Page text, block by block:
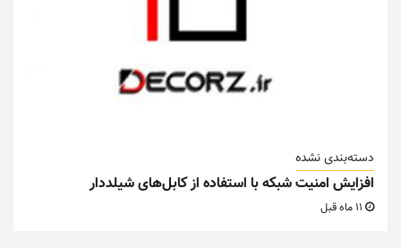
دسته‌بندی نشده
افزایش امنیت شبکه با استفاده از کابل‌های شیلددار